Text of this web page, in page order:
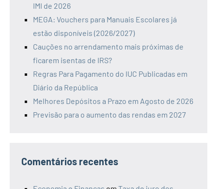
IMI de 2026
MEGA: Vouchers para Manuais Escolares já
estão disponíveis (2026/2027)
Cauções no arrendamento mais próximas de
ficarem isentas de IRS?
Regras Para Pagamento do IUC Publicadas em
Diário da República
Melhores Depósitos a Prazo em Agosto de 2026
Previsão para o aumento das rendas em 2027
Comentários recentes